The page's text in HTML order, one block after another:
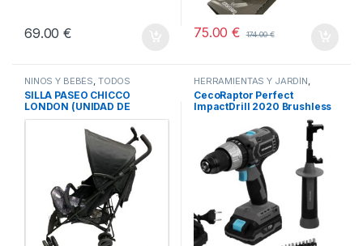
69.00€ 75.00€ 174.00€
NIÑOS Y BEBÉS TODOS
SILLA PASEO CHICCO
LONDON (UNIDAD DE
EXPOSICION – SIN
EMBALAJE ORIGINAL)
HERRAMIENTAS Y JARDÍN
HOGAR
,
STORE CECOTEC -
DISTRIBUIDOR OFICIAL
TODOS
CecoRaptor Perfect
ImpactDrill 2020 Brushless